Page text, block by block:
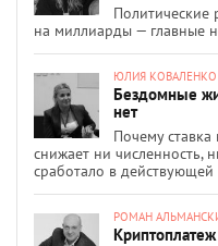
на миллиарды — главные
ЮЛИЯ КОВАЛЕНКО
Бездомные
нет
Почему
снижает ни численность,
сработало в
РОМАН